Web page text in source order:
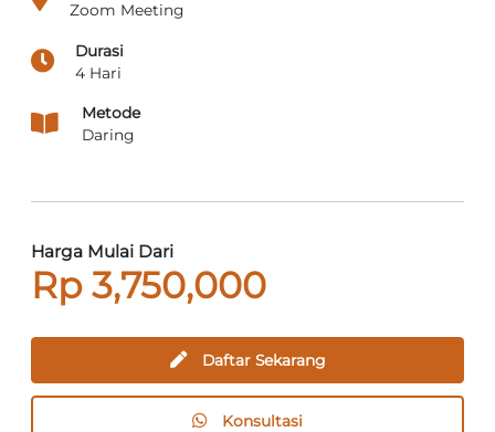
Zoom Meeting
Durasi
4 Hari
Metode
Daring
Harga Mulai Dari
Rp 3,750,000
Daftar Sekarang
Konsultasi